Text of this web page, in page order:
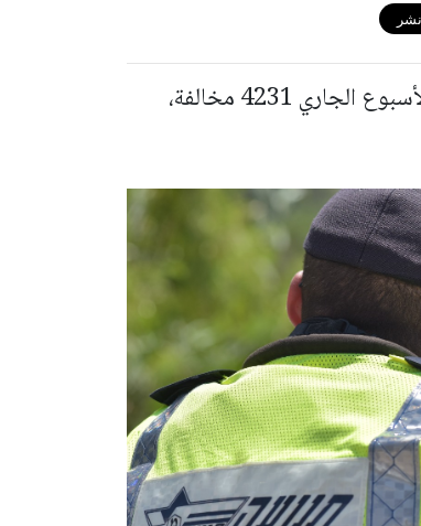
أعلنت الشرطة أن رجال شرطة السير، سجلوا خلال الأسبوع الجاري 4231 مخالفة،